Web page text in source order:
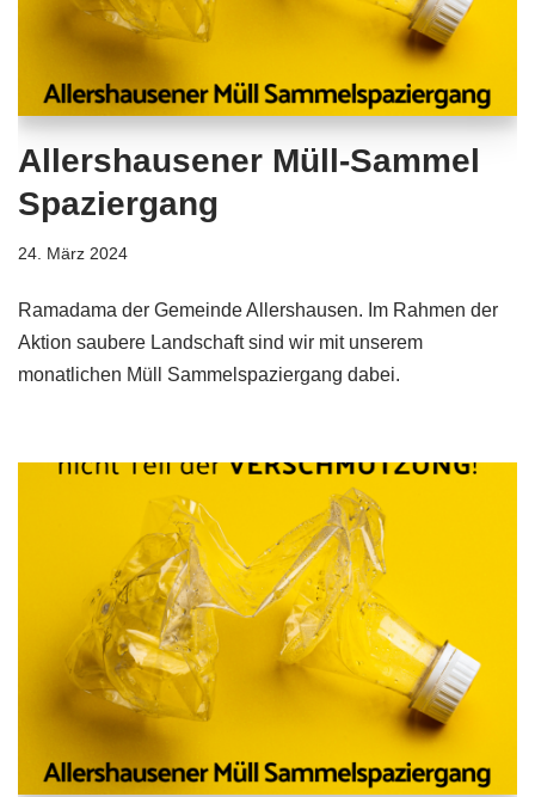
Allershausener Müll-Sammel
Spaziergang
24. März 2024
Ramadama der Gemeinde Allershausen. Im Rahmen der
Aktion saubere Landschaft sind wir mit unserem
monatlichen Müll Sammelspaziergang dabei.